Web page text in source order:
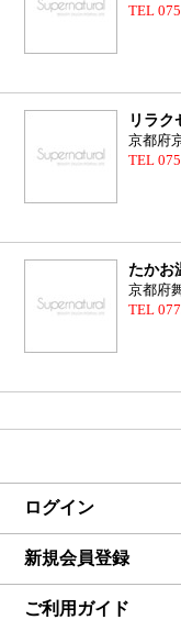
TEL
リラク
京都府
TEL
たかお
京都府
TEL
ログイン
新規会員登録
ご利用ガイド